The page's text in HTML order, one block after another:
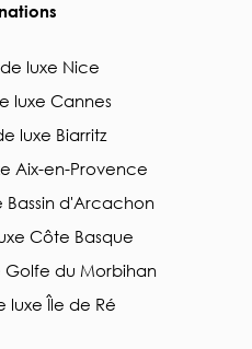
luxe Nice
luxe Cannes
luxe Biarritz
Aix-en-Provence
Bassin d'Arcachon
Côte Basque
Golfe du Morbihan
luxe Île de Ré